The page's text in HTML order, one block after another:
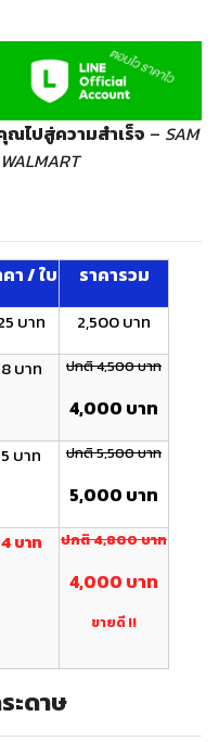
ไปสู่ความสำเร็จ – SAM
คา / ใบ ราคารวม
บาท
2,500 บาท
8 บาท ปกติ 4,500 บาท
4,000 บาท
5 บาท ปกติ 5,500 บาท
5,000 บาท
4 บาท ปกติ 4 ,800 บาท
4 ,000 บาท
ขายดี !!
ะดาษ